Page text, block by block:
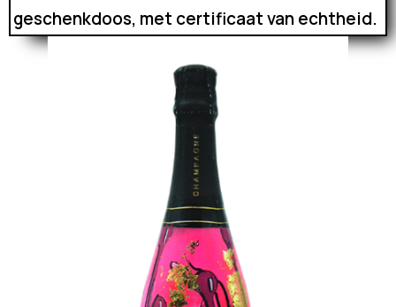
geschenkdoos, met certificaat van echtheid.